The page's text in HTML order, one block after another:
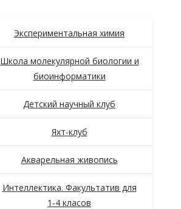
Экспериментальная химия
Школа молекулярной биологии и
биоинформатики
Детский научный клуб
Яхт-клуб
Акварельная живопись
Интеллектика. Факультатив для
1-4 класов